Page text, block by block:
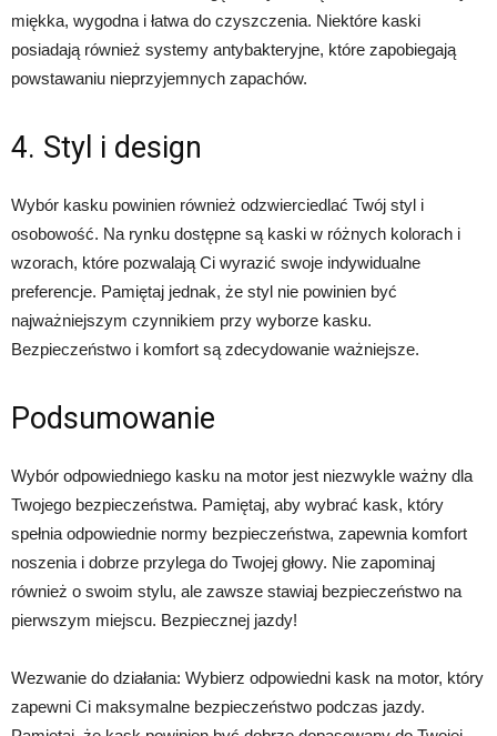
miękka, wygodna i łatwa do czyszczenia. Niektóre kaski
posiadają również systemy antybakteryjne, które zapobiegają
powstawaniu nieprzyjemnych zapachów.
4. Styl i design
Wybór kasku powinien również odzwierciedlać Twój styl i
osobowość. Na rynku dostępne są kaski w różnych kolorach i
wzorach, które pozwalają Ci wyrazić swoje indywidualne
preferencje. Pamiętaj jednak, że styl nie powinien być
najważniejszym czynnikiem przy wyborze kasku.
Bezpieczeństwo i komfort są zdecydowanie ważniejsze.
Podsumowanie
Wybór odpowiedniego kasku na motor jest niezwykle ważny dla
Twojego bezpieczeństwa. Pamiętaj, aby wybrać kask, który
spełnia odpowiednie normy bezpieczeństwa, zapewnia komfort
noszenia i dobrze przylega do Twojej głowy. Nie zapominaj
również o swoim stylu, ale zawsze stawiaj bezpieczeństwo na
pierwszym miejscu. Bezpiecznej jazdy!
Wezwanie do działania: Wybierz odpowiedni kask na motor, który
zapewni Ci maksymalne bezpieczeństwo podczas jazdy.